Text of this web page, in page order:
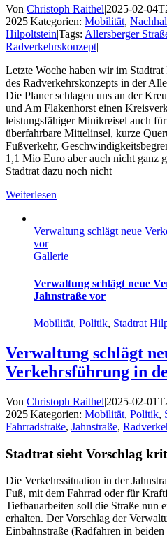
Von Christoph Raithel|2025-02-
2025|Kategorien: Mobilität,
Hilpoltstein|Tags: Allersberger
Radverkehrskonzept|
Letzte Woche haben wir im
des Radverkehrskonzepts in der
Die Planer schlagen uns an der
und Am Flakenhorst einen
leistungsfähiger Minikreisel auch
überfahrbare Mittelinsel, kurze
Fußverkehr,
1,1 Mio Euro aber auch nicht ganz
Stadtrat dazu noch nicht
Weiterlesen
Verwaltung schlägt neue
vor
Gallerie
Verwaltung schlägt neue
Jahnstraße vor
Mobilität, Politik, Stadtrat
Verwaltung schlägt
Verkehrsführung in
Von Christoph Raithel|2025-02-
2025|Kategorien: Mobilität, Politik,
Fahrradstraße, Jahnstraße,
Stadtrat sieht Vorschlag
Die Verkehrssituation in der
Fuß, mit dem Fahrrad oder für
Tiefbauarbeiten soll die Straße nun
erhalten. Der Vorschlag der
Einbahnstraße (Radfahren in